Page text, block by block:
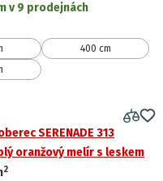
v 9 prodejnách
400 cm
SERENADE 313
oranžový melír s leskem
2